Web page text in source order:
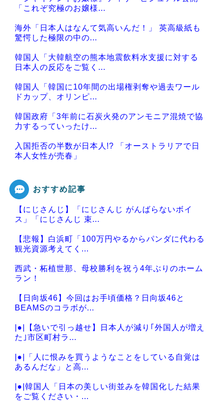
「これぞ究極のお嬢様...
海外「日本人はなんて気高いんだ！」 英高級紙も
驚愕した極限の中の...
韓国人「大韓航空の熊本地震飲料水支援に対する
日本人の反応をご覧く...
韓国人「韓国に10年間の出場権剥奪や過去ワール
ドカップ、オリンピ...
韓国政府「3年前に石炭火発のアンモニア混焼で協
力するっていったけ...
入国拒否の半数が日本人!? 「オーストラリアで日
本人女性が売春」
Powered by livedoor 相互RSS
おすすめ記事
【にじさんじ】「にじさんじ がんばらないボイ
ス」「にじさんじ 束...
【悲報】白浜町「100万円やるからパンダに代わる
観光資源考えてく...
西武・柘植世那、母校勝利を祝う4年ぶりのホーム
ラン！
【日向坂46】今回はお手頃価格？日向坂46と
BEAMSのコラボが...
|●|【急いで引っ越せ】日本人が減り｢外国人が増え
た｣市区町村ラ...
|●|「人に恨みを買うようなことをしている自覚は
あるんだな」と高...
|●|韓国人「日本の美しい街並みを韓国化した結果
をご覧ください・...